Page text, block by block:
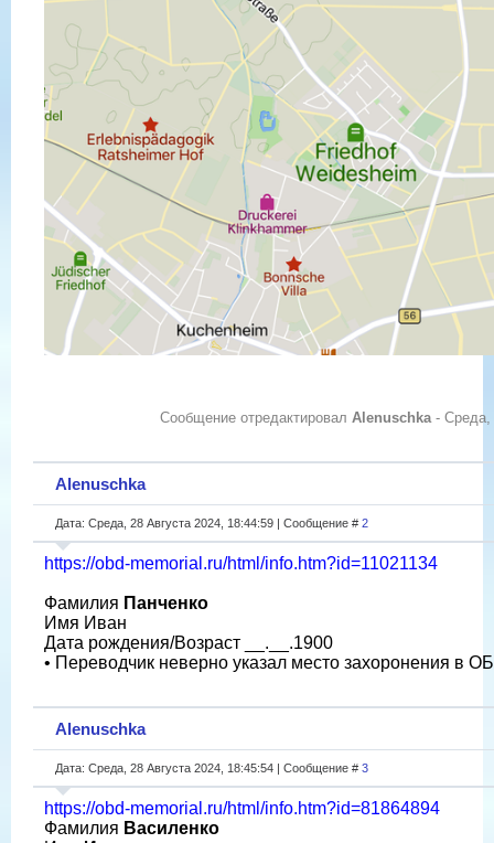
Сообщение отредактировал Alenuschka - Среда,
Alenuschka
Дата: Среда, 28 Августа 2024, 18:44:59 | Сообщение # 2
https://obd-memorial.ru/html/info.htm?id=11021134
Фамилия Панченко
Имя Иван
Дата рождения/Возраст __.__.1900
• Переводчик неверно указал место захоронения в
Alenuschka
Дата: Среда, 28 Августа 2024, 18:45:54 | Сообщение # 3
https://obd-memorial.ru/html/info.htm?id=81864894
Фамилия Василенко